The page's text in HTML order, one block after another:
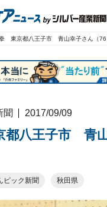
東京都八王子市 青山幸子さん（76
聞 2017/09/09
八王子市 青
ピック新聞 秋田県